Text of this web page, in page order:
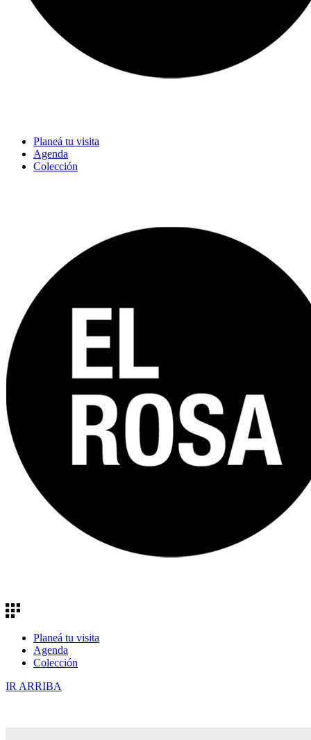
Planeá tu visita
Agenda
Colección
Planeá tu visita
Agenda
Colección
IR ARRIBA